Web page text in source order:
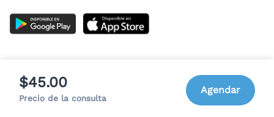
$45.00
Precio de la consulta
Agendar
© 2026 Cita Médica 24/7, C.A. - Todos los Derechos